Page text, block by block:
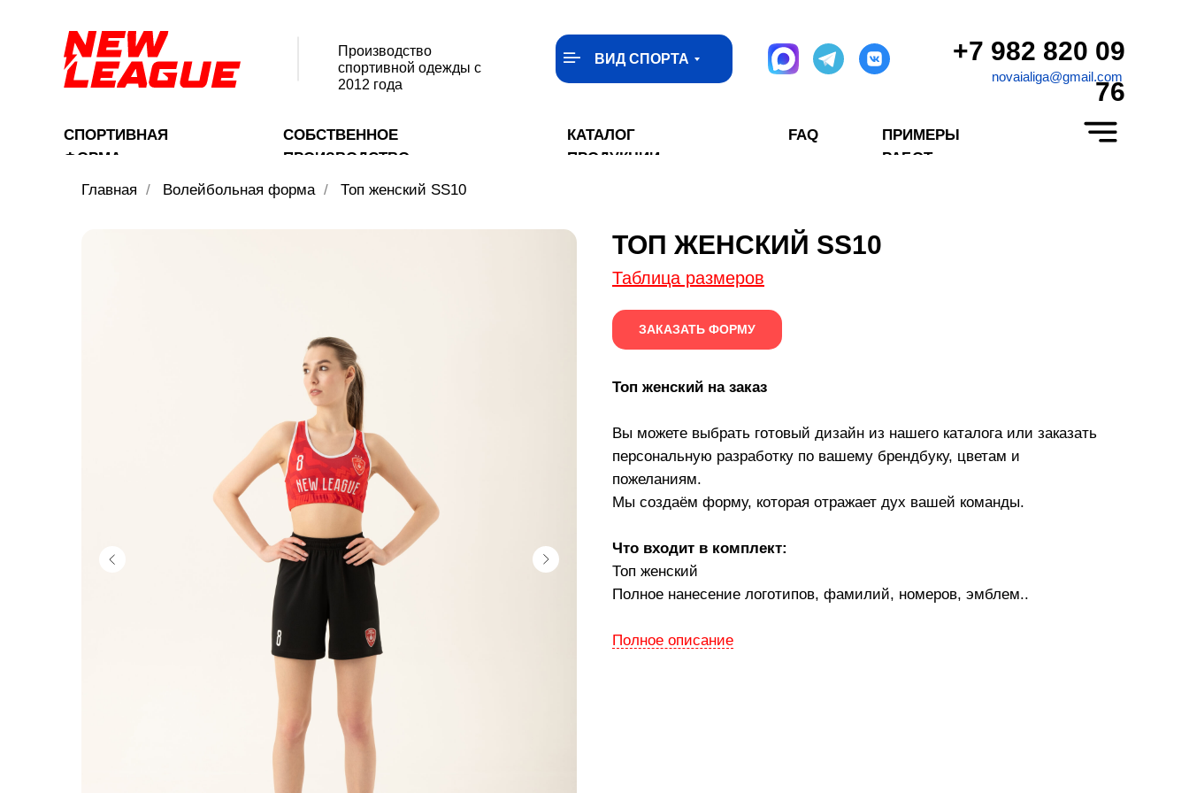
Производство
спортивной одежды с
2012 года
ВИД СПОРТА
СПОРТИВНАЯ
ФОРМА
СОБСТВЕННОЕ
ПРОИЗВОДСТВО
+7 982 820 09
76
novaialiga@gmail.com
КАТАЛОГ
ПРОДУКЦИИ
FAQ
ПРИМЕРЫ
РАБОТ
Главная / Волейбольная форма / Топ женский SS10
ТОП ЖЕНСКИЙ SS10
Таблица размеров
ЗАКАЗАТЬ ФОРМУ
Топ женский на заказ
Вы можете выбрать готовый дизайн из нашего каталога или заказать
персональную разработку по вашему брендбуку, цветам и
пожеланиям.
Мы создаём форму, которая отражает дух вашей команды.
Что входит в комплект:
Топ женский
Полное нанесение логотипов, фамилий, номеров, эмблем..
Полное описание